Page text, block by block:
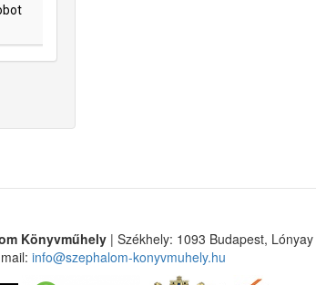
Könyvműhely | Székhely: 1093 Budapest,
info@szephalom-konyvmuhely.hu